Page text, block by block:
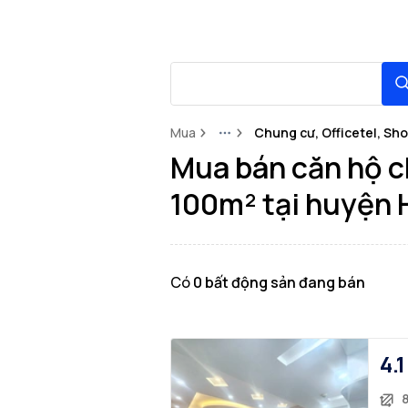
Mua MoreChung cư, Officetel,
Mua bán căn hộ
100m² tại huyện
Có0 bất động sảnđang bán